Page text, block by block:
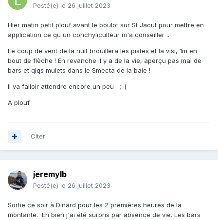
Posté(e) le 26 juillet 2023
Hier matin petit plouf avant le boulot sur St Jacut pour mettre en
application ce qu'un conchyliculteur m'a conseiller ..
Le coup de vent de la nuit brouillera les pistes et la visi, 1m en
bout de flèche ! En revanche il y a de la vie, aperçu pas mal de
bars et qlqs mulets dans le Smecta de la baie !
Il va falloir attendre encore un peu ;-(
A plouf
Citer
jeremylb
Posté(e) le 26 juillet 2023
Sortie ce soir à Dinard pour les 2 premières heures de la
montante. Eh bien j'ai été surpris par absence de vie. Les bars